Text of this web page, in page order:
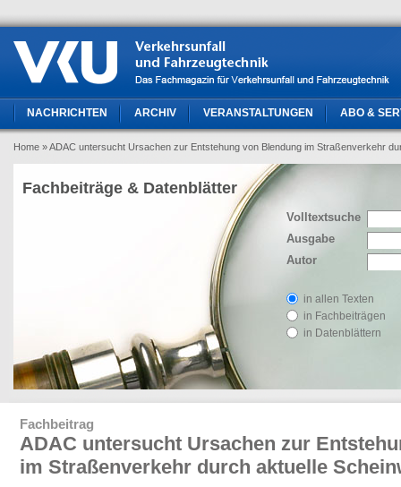
NACHRICHTEN ARCHIV VERANSTALTUNGEN ABO &
Home » ADAC untersucht Ursachen zur Entstehung von Blendung im Straßenverkehr
Volltextsuche
Ausgabe
Autor
in allen Texten
in Fachbeiträgen
in Datenblättern
Fachbeiträge & Datenblätter
Fachbeitrag
ADAC untersucht Ursachen zur
im Straßenverkehr durch aktuelle